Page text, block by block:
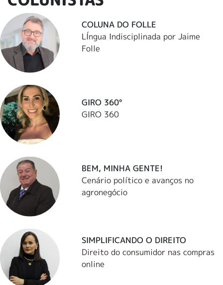
COLUNA DO FOLLE
LÍngua Indisciplinada por Jaime
Folle
GIRO 360°
GIRO 360
BEM, MINHA GENTE!
Cenário político e avanços no
agronegócio
SIMPLIFICANDO O DIREITO
Direito do consumidor nas compras
online